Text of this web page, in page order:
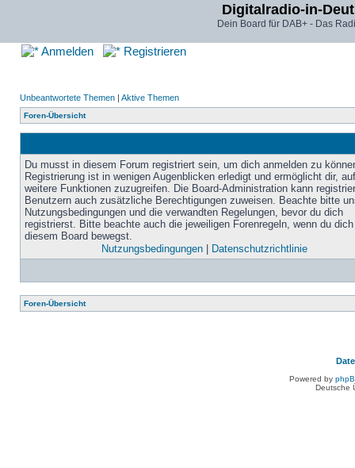
Digitalradio-in-
Dein Board für DAB+ - Das
Anmelden Registrieren
Unbeantwortete Themen | Aktive Themen
Foren-Übersicht
Du musst in diesem Forum registriert sein, um dich anmelden zu
Registrierung ist in wenigen Augenblicken erledigt und ermöglicht dir, auf
weitere Funktionen zuzugreifen. Die Board-Administration kann
Benutzern auch zusätzliche Berechtigungen zuweisen. Beachte bitte
Nutzungsbedingungen und die verwandten Regelungen, bevor du dich
registrierst. Bitte beachte auch die jeweiligen Forenregeln, wenn du
diesem Board bewegst.
Nutzungsbedingungen| Datenschutzrichtlinie
Foren-Übersicht
Powered by
Deutsche